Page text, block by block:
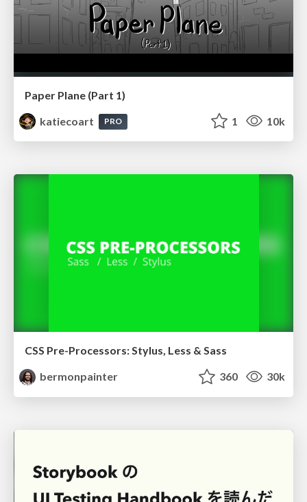
Paper Plane (Part 1)
katiecoart
PRO 1 10k
CSS Pre-Processors: Stylus, Less & Sass
bermonpainter
360 30k